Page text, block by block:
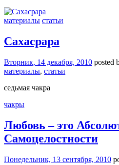
материалы статьи
Cахасрара
Вторник, 14 декабря, 2010 posted
материалы, статьи
седьмая чакра
чакры
Любовь – это
Самоцелостности
Понедельник, 13 сентября, 2010